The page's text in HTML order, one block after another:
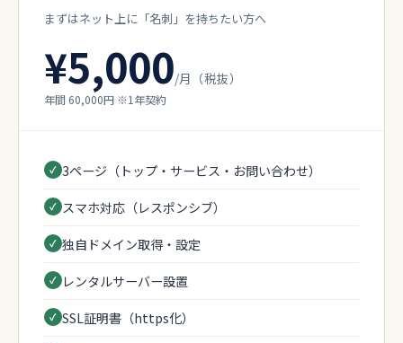
まずはネット上に「名刺」を持ちたい方へ
¥5,000/月（税抜）
年間 60,000円 ※1年契約
3ページ（トップ・サービス・お問い合わせ）
スマホ対応（レスポンシブ）
独自ドメイン取得・設定
レンタルサーバー設置
SSL証明書（https化）